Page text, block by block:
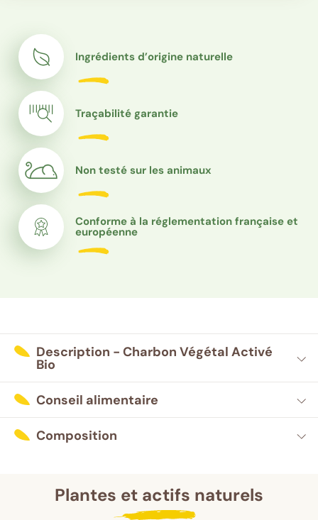
Ingrédients d’origine naturelle
Traçabilité garantie
Non testé sur les animaux
Conforme à la réglementation française et
européenne
Description - Charbon Végétal Activé
Bio
Conseil alimentaire
Composition
Plantes et actifs naturels